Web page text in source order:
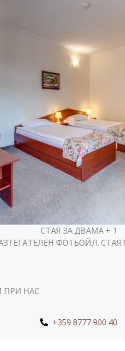
СТАЯ ЗА ДВАМА + 1
ФОТЬОЙЛ.
ПРИ НАС
+359 8777 900 40